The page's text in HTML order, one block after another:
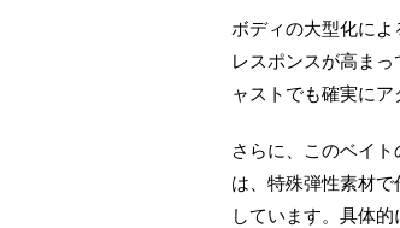
ボディの大型化に
レスポンスが高ま
ャストでも確実にア
さらに、このベイ
は、特殊弾性素材
しています。具体